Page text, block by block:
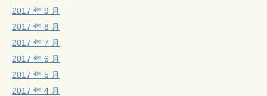
2017 年 9 月
2017 年 8 月
2017 年 7 月
2017 年 6 月
2017 年 5 月
2017 年 4 月